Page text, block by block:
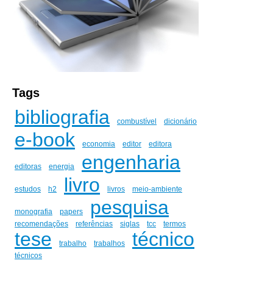
Tags
bibliografia combustível dicionário
e-book economia editor editora
editoras energia engenharia
estudos h2 livro livros meio-ambiente
monografia papers pesquisa
recomendações referências siglas tcc termos
tese trabalho trabalhos técnico
técnicos